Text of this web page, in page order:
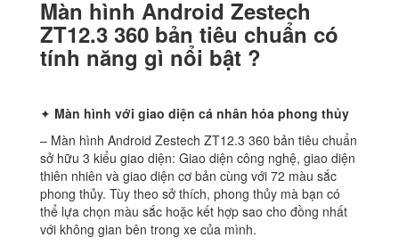
Màn hình Android Zestech
ZT12.3 360 bản tiêu chuẩn có
tính năng gì nổi bật ?
✦ Màn hình với giao diện cá nhân hóa phong thủy
– Màn hình Android Zestech ZT12.3 360 bản tiêu chuẩn
sở hữu 3 kiểu giao diện: Giao diện công nghệ, giao diện
thiên nhiên và giao diện cơ bản cùng với 72 màu sắc
phong thủy. Tùy theo sở thích, phong thủy mà bạn có
thể lựa chọn màu sắc hoặc kết hợp sao cho đồng nhất
với không gian bên trong xe của mình.